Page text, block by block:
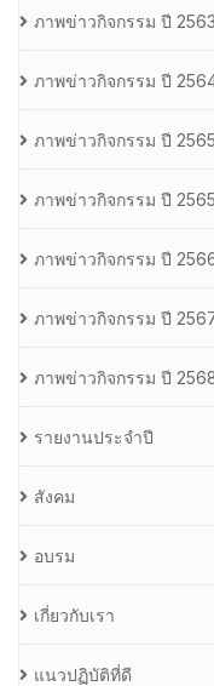
ภาพข่าวกิจกรรม ปี 2563
ภาพข่าวกิจกรรม ปี
ภาพข่าวกิจกรรม ปี 2565
ภาพข่าวกิจกรรม ปี 2565
ภาพข่าวกิจกรรม ปี
ภาพข่าวกิจกรรม ปี
ภาพข่าวกิจกรรม ปี
รายงานประจำปี
สังคม
อบรม
เกี่ยวกับเรา
แนวปฏิบัติที่ดี